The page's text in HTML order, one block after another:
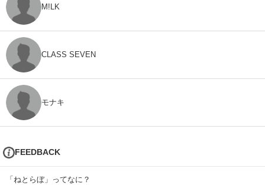
M!LK
CLASS SEVEN
モナキ
FEEDBACK
「ねとらぼ」ってなに？